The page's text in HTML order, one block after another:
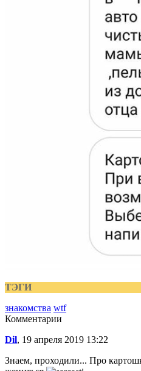
ТЭГИ
знакомства wtf
Комментарии
Dil, 19 апреля 2019 13:22
Знаем, проходили... Про